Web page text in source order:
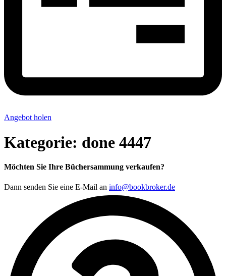
Angebot holen
Kategorie: done 4447
Möchten Sie Ihre Büchersammung verkaufen?
Dann senden Sie eine E-Mail an info@bookbroker.de